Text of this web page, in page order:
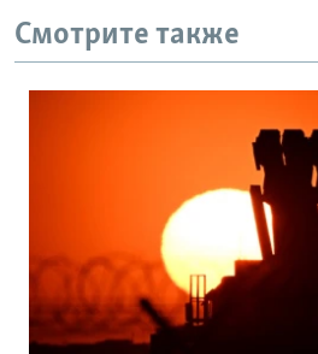
Смотрите также